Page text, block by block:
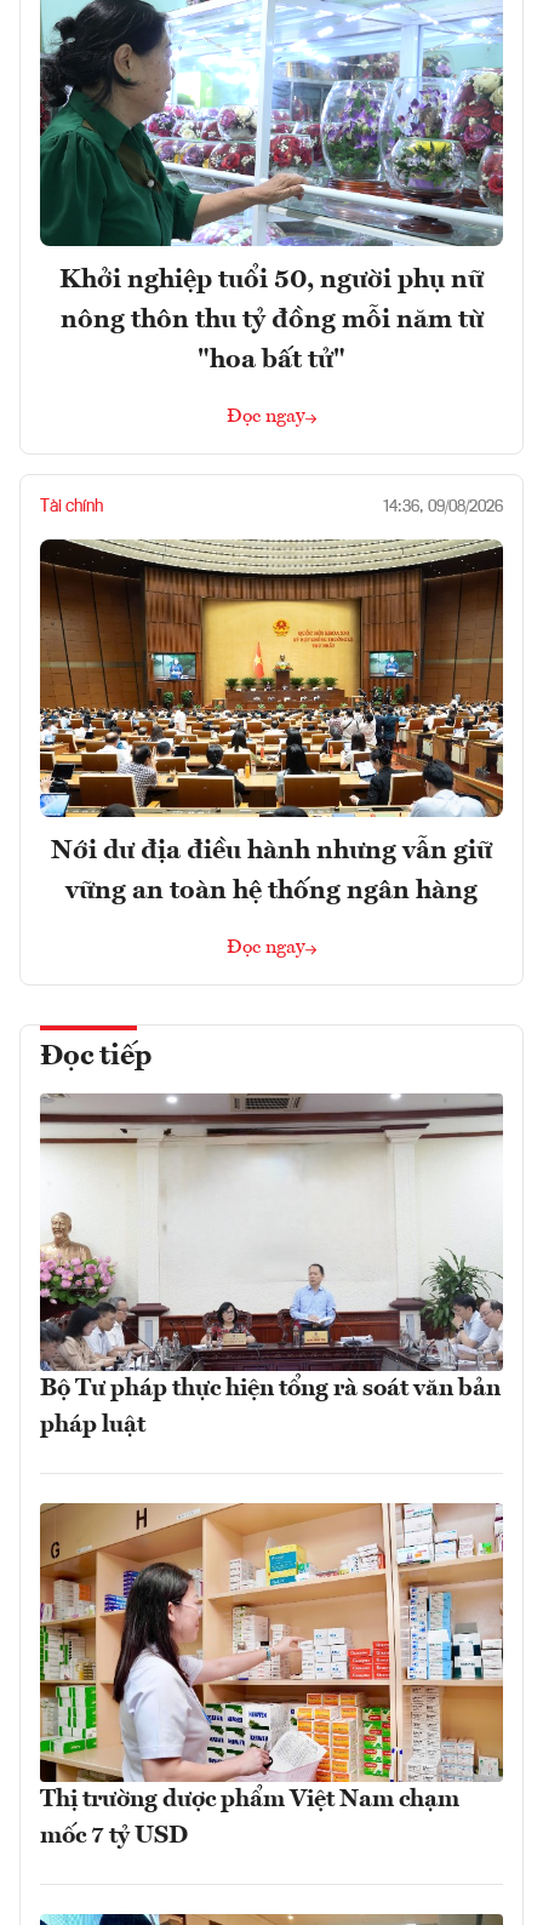
Khởi nghiệp tuổi 50, người phụ nữ
nông thôn thu tỷ đồng mỗi năm từ
"hoa bất tử"
Đọc ngay
Tài chính 14:36, 09/08/2026
Nới dư địa điều hành nhưng vẫn giữ
vững an toàn hệ thống ngân hàng
Đọc ngay
Đọc tiếp
Bộ Tư pháp thực hiện tổng rà soát văn bản
pháp luật
Thị trường dược phẩm Việt Nam chạm
mốc 7 tỷ USD